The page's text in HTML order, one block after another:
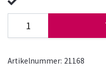
Artikelnummer: 21168